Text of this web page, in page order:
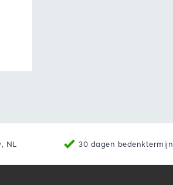
NL 30 dagen bedenktermijn